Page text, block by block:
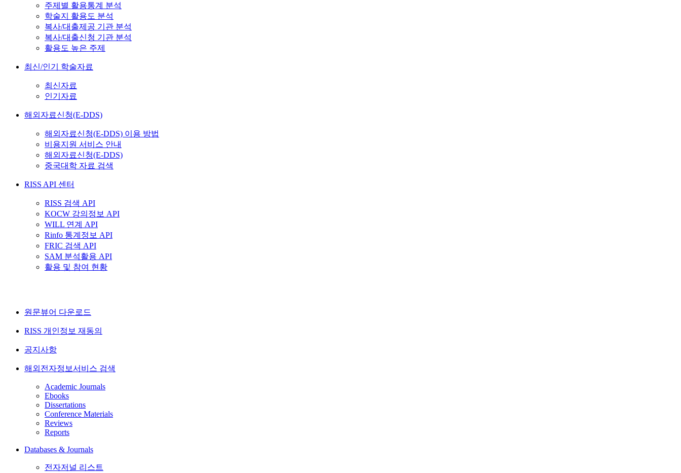
주제별 활용통계 분석
학술지 활용도 분석
복사/대출제공 기관 분석
복사/대출신청 기관 분석
활용도 높은 주제
최신/인기 학술자료
최신자료
인기자료
해외자료신청(E-DDS)
해외자료신청(E-DDS) 이용 방법
비용지원 서비스 안내
해외자료신청(E-DDS)
중국대학 자료 검색
RISS API 센터
RISS 검색 API
KOCW 강의정보 API
WILL 연계 API
Rinfo 통계정보 API
FRIC 검색 API
SAM 분석활용 API
활용 및 참여 현황
원문뷰어 다운로드
RISS 개인정보 재동의
공지사항
해외전자정보서비스 검색
Academic Journals
Ebooks
Dissertations
Conference Materials
Reviews
Reports
Databases & Journals
전자저널 리스트